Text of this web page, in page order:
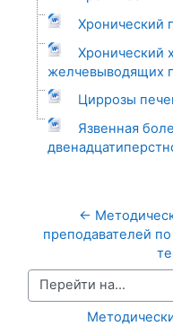
Хронический
Хронический
желчевыводящих
Циррозы
Язвенная
←
преподавателей
Перейти на...